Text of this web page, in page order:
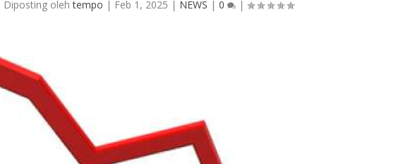
Diposting olehtempo | Feb 1, 2025 | NEWS |0 |